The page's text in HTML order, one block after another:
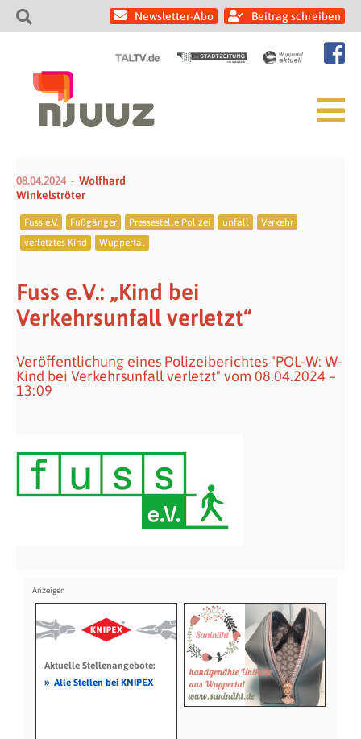
Newsletter-Abo Beitrag schreiben
08.04.2024
Wolfhard
Winkelströter
Fuss e.V. Fußgänger Pressestelle Polizei unfall
Verkehr
verletztes Kind
Wuppertal
Fuss e.V.: „Kind bei
Verkehrsunfall verletzt“
Veröffentlichung eines Polizeiberichtes "POL-W: W-
Kind bei Verkehrsunfall verletzt" vom 08.04.2024 –
13:09
Aktuelle Stellenangebote:
» Alle Stellen bei KNIPEX